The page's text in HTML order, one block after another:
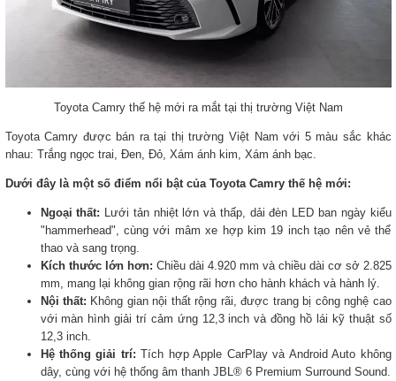
Toyota Camry thế hệ mới ra mắt tại thị trường Việt Nam
Toyota Camry được bán ra tại thị trường Việt Nam với 5 màu sắc khác
nhau: Trắng ngọc trai, Đen, Đỏ, Xám ánh kim, Xám ánh bạc.
Dưới đây là một số điểm nổi bật của Toyota Camry thế hệ mới:
Ngoại thất: Lưới tản nhiệt lớn và thấp, dải đèn LED ban ngày kiểu
"hammerhead", cùng với mâm xe hợp kim 19 inch tạo nên vẻ thể
thao và sang trọng.
Kích thước lớn hơn: Chiều dài 4.920 mm và chiều dài cơ sở 2.825
mm, mang lại không gian rộng rãi hơn cho hành khách và hành lý.
Nội thất: Không gian nội thất rộng rãi, được trang bị công nghệ cao
với màn hình giải trí cảm ứng 12,3 inch và đồng hồ lái kỹ thuật số
12,3 inch.
Hệ thống giải trí: Tích hợp Apple CarPlay và Android Auto không
dây, cùng với hệ thống âm thanh JBL® 6 Premium Surround Sound.